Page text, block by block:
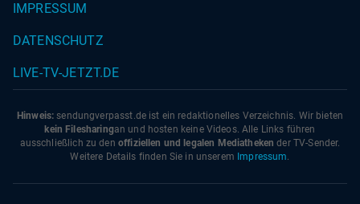
IMPRESSUM
DATENSCHUTZ
LIVE-TV-JETZT.DE
Hinweis: sendungverpasst.de ist ein redaktionelles Verzeichnis. Wir bieten
kein Filesharingan und hosten keine Videos. Alle Links führen
ausschließlich zu den offiziellen und legalen Mediatheken der TV-Sender.
Weitere Details finden Sie in unserem Impressum.